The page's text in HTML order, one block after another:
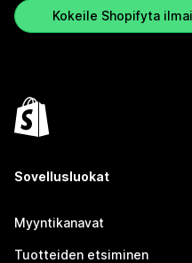
Kokeile Shopifyta
Sovellusluokat
Myyntikanavat
Tuotteiden etsiminen